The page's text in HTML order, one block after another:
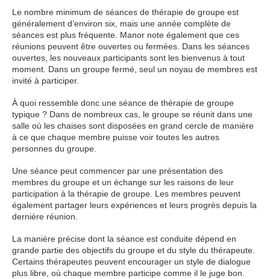
Le nombre minimum de séances de thérapie de groupe est
généralement d’environ six, mais une année complète de
séances est plus fréquente. Manor note également que ces
réunions peuvent être ouvertes ou fermées. Dans les séances
ouvertes, les nouveaux participants sont les bienvenus à tout
moment. Dans un groupe fermé, seul un noyau de membres est
invité à participer.
À quoi ressemble donc une séance de thérapie de groupe
typique ? Dans de nombreux cas, le groupe se réunit dans une
salle où les chaises sont disposées en grand cercle de manière
à ce que chaque membre puisse voir toutes les autres
personnes du groupe.
Une séance peut commencer par une présentation des
membres du groupe et un échange sur les raisons de leur
participation à la thérapie de groupe. Les membres peuvent
également partager leurs expériences et leurs progrès depuis la
dernière réunion.
La manière précise dont la séance est conduite dépend en
grande partie des objectifs du groupe et du style du thérapeute.
Certains thérapeutes peuvent encourager un style de dialogue
plus libre, où chaque membre participe comme il le juge bon.